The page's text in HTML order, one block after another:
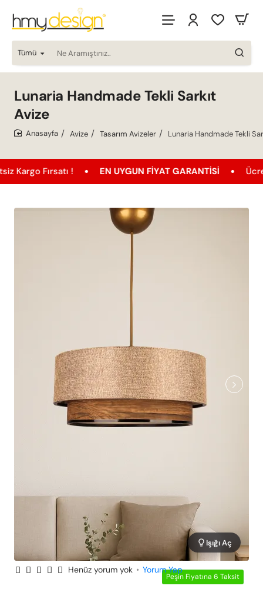
Tümü
Ne
Aramıştınız..
Lunaria Handmade Tekli Sarkıt
Avize
Avize Tasarım Avizeler Lunaria Handmade Tekli
Fırsatı ! EN UYGUN FIYAT GARANTISI Ücretsiz
Peşin Fiyatına 6 Taksit
Işığı Aç
Henüz yorum yok • Yorum Yap